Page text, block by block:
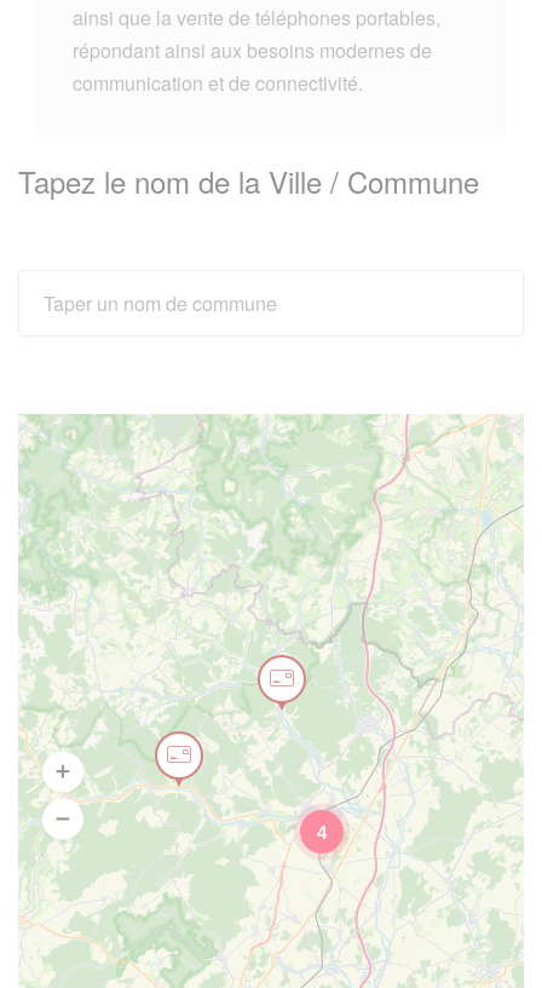
ainsi que la vente de téléphones portables,
répondant ainsi aux besoins modernes de
communication et de connectivité.
Tapez le nom de la Ville / Commune
4